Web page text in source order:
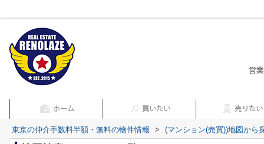
営
東京の仲介手数料半額・無料の物件情報 > (マンション(売買))地図から